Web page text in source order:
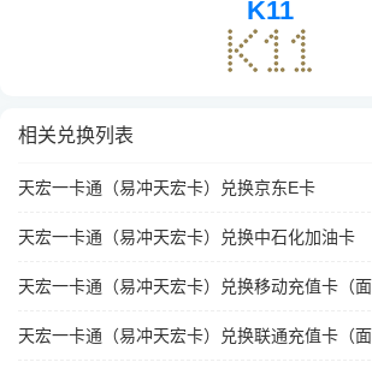
K11
相关兑换列表
天宏一卡通（易冲天宏卡）兑换京东E卡
天宏一卡通（易冲天宏卡）兑换中石化加油卡
天宏一卡通（易冲天宏卡）兑换移动充值卡（面
天宏一卡通（易冲天宏卡）兑换联通充值卡（面